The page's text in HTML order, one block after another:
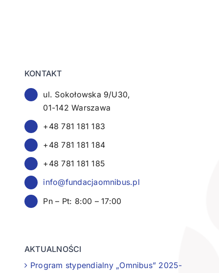
KONTAKT
ul. Sokołowska 9/U30,
01-142 Warszawa
+48 781 181 183
+48 781 181 184
+48 781 181 185
info@fundacjaomnibus.pl
Pn – Pt: 8:00 – 17:00
AKTUALNOŚCI
Program stypendialny „Omnibus” 2025-